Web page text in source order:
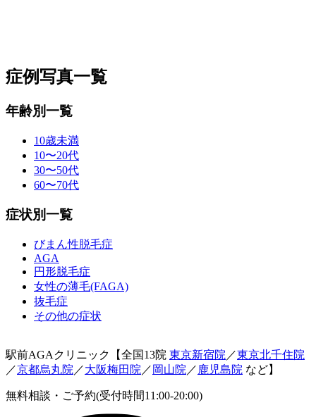
症例写真一覧
年齢別一覧
10歳未満
10〜20代
30〜50代
60〜70代
症状別一覧
びまん性脱毛症
AGA
円形脱毛症
女性の薄毛(FAGA)
抜毛症
その他の症状
駅前AGAクリニック【全国13院 東京新宿院 ／東京北千住院
／京都烏丸院 ／大阪梅田院 ／ 岡山院 ／ 鹿児島院 など】
無料相談・ご予約(受付時間11:00-20:00)